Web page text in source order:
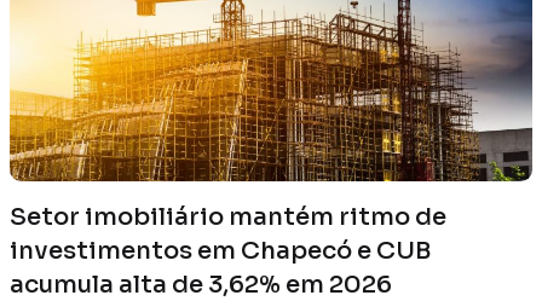
Setor imobiliário mantém ritmo de
investimentos em Chapecó e CUB
acumula alta de 3,62% em 2026